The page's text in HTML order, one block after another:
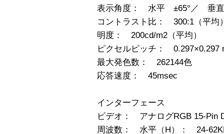
表示角度： 水平 ±65°／ 垂
コントラスト比： 300:1（平均
明度： 200cd/m2（平均）
ピクセルピッチ： 0.297×0.297
最大発色数： 262144色
応答速度： 45msec
インターフェース
ビデオ： アナログRGB 15-Pin
周波数： 水平（H）： 24-